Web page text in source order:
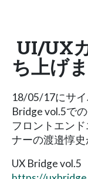
UI/UX
ち上げ
18/05/17にサ
Bridge vol.5で
フロントエン
ナーの渡邉惇史
UX Bridge vol.5